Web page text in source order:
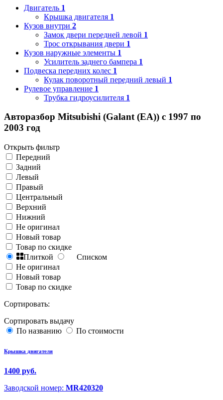
Двигатель 1
Крышка двигателя 1
Кузов внутри 2
Замок двери передней левой 1
Трос открывания двери 1
Кузов наружные элементы 1
Усилитель заднего бампера 1
Подвеска передних колес 1
Кулак поворотный передний левый 1
Рулевое управление 1
Трубка гидроусилителя 1
Авторазбор Mitsubishi (Galant (EA)) с 1997 по
2003 год
Открыть фильтр
Передний
Задний
Левый
Правый
Центральный
Верхний
Нижний
Не оригинал
Новый товар
Товар по скидке
Плиткой
Списком
Не оригинал
Новый товар
Товар по скидке
Сортировать:
Сортировать выдачу
По названию
По стоимости
Крышка двигателя
1400 руб.
Заводской номер: MR420320